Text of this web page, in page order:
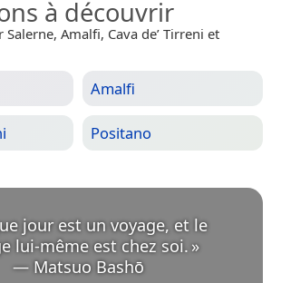
à découvrir
Amalfi, Cava de’ Tirreni et
Amalfi
Positano
jour est un voyage, et le
lui-même est chez soi.
— Matsuo Bashō